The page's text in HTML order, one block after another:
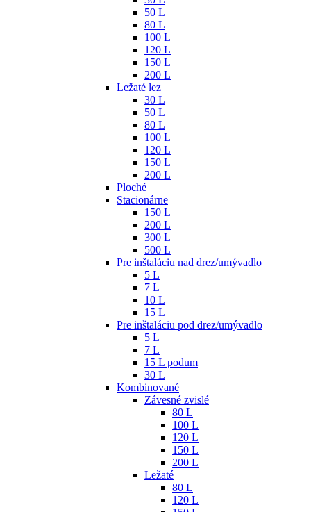
50 L
80 L
100 L
120 L
150 L
200 L
Ležaté lez
30 L
50 L
80 L
100 L
120 L
150 L
200 L
Ploché
Stacionárne
150 L
200 L
300 L
500 L
Pre inštaláciu nad drez/umývadlo
5 L
7 L
10 L
15 L
Pre inštaláciu pod drez/umývadlo
5 L
7 L
15 L podum
30 L
Kombinované
Závesné zvislé
80 L
100 L
120 L
150 L
200 L
Ležaté
80 L
120 L